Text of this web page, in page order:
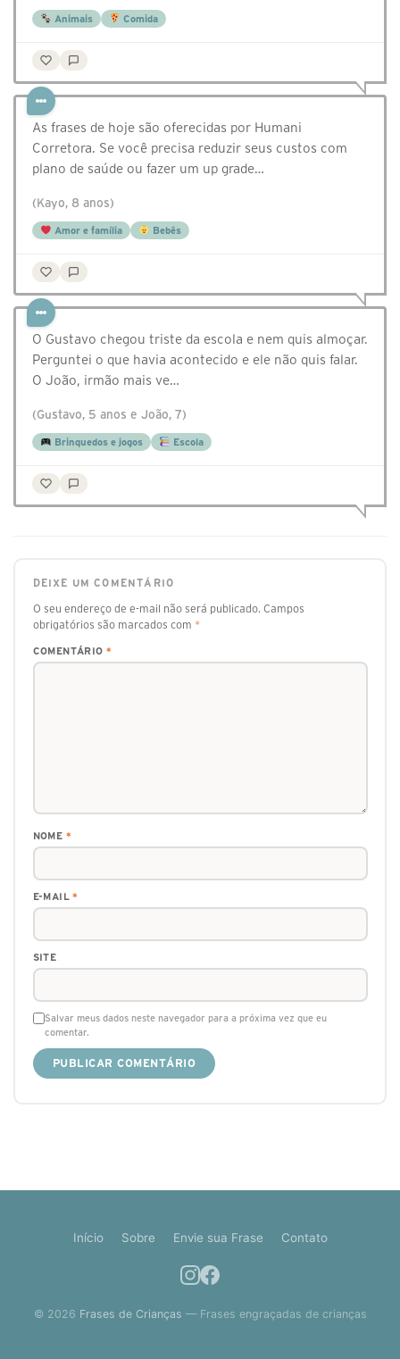
Animais Comida
As frases de hoje são oferecidas por Humani
Corretora. Se você precisa reduzir seus custos com
plano de saúde ou fazer um up grade…
(Kayo, 8 anos)
Amor e família Bebês
O Gustavo chegou triste da escola e nem quis almoçar.
Perguntei o que havia acontecido e ele não quis falar.
O João, irmão mais ve…
(Gustavo, 5 anos e João, 7)
Brinquedos e jogos Escola
DEIXE UM COMENTÁRIO
O seu endereço de e-mail não será publicado. Campos
obrigatórios são marcados com *
COMENTÁRIO *
NOME *
E-MAIL*
SITE
Salvar meus dados neste navegador para a próxima vez que eu
comentar.
Início Sobre Envie sua Frase Contato
© 2026 Frases de Crianças — Frases engraçadas de crianças